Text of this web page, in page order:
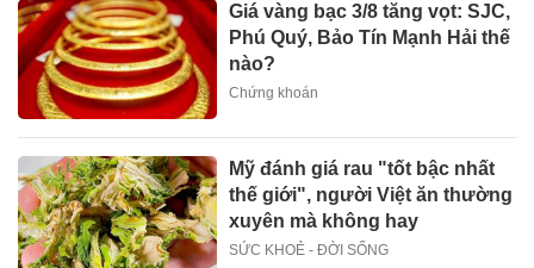
Giá vàng bạc 3/8 tăng vọt: SJC,
Phú Quý, Bảo Tín Mạnh Hải thế
nào?
Chứng khoán
Mỹ đánh giá rau "tốt bậc nhất
thế giới", người Việt ăn thường
xuyên mà không hay
SỨC KHOẺ - ĐỜI SỐNG